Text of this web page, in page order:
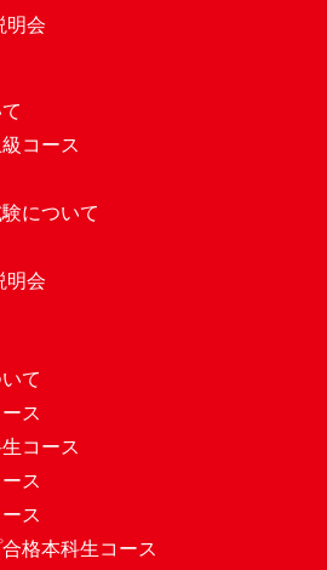
明会
コース
について
明会
て
ス
コース
ス
ス
格本科生コース